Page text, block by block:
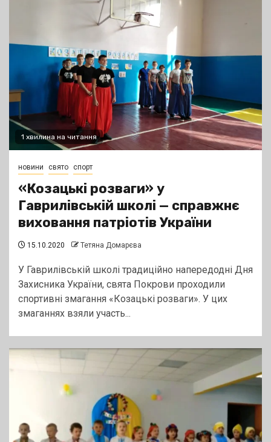
1 хвилина на читання
новини свято спорт
«Козацькі розваги» у
Гаврилівській школі — справжнє
виховання патріотів України
15.10.2020 Тетяна Домарєва
У Гаврилівській школі традиційно напередодні Дня
Захисника України, свята Покрови проходили
спортивні змагання «Козацькі розваги». У цих
змаганнях взяли участь...